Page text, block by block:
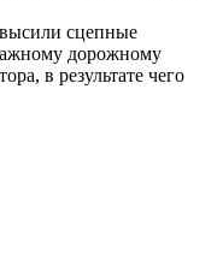
сцепные
дорожному
в результате чего